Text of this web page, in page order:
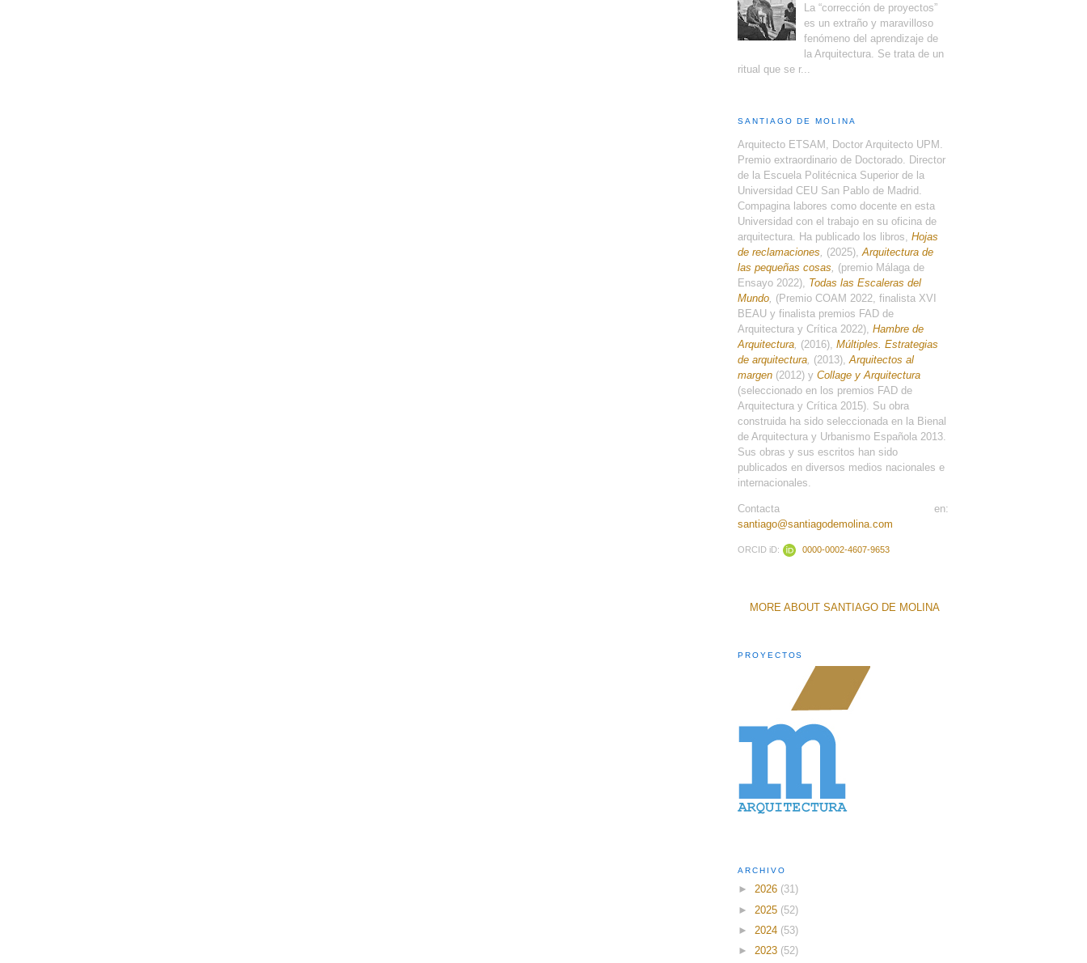
La “corrección de proyectos”
es un extraño y maravilloso
fenómeno del aprendizaje de
la Arquitectura. Se trata de un
ritual que se r...
SANTIAGO DE MOLINA
Arquitecto ETSAM, Doctor Arquitecto UPM.
Premio extraordinario de Doctorado. Director
de la Escuela Politécnica Superior de la
Universidad CEU San Pablo de Madrid.
Compagina labores como docente en esta
Universidad con el trabajo en su oficina de
arquitectura. Ha publicado los libros,Hojas
de reclamaciones
(2025),Arquitectura de
las pequeñas cosas
(premio Málaga de
Ensayo 2022), Todas las Escaleras del
Mundo (Premio COAM 2022, finalista XVI
BEAU y finalista premios FAD de
Arquitectura y Crítica 2022),Hambre de
Arquitectura (2016),Múltiples. Estrategias
de arquitectura (2013),Arquitectos al
margen (2012) yCollage y Arquitectura
(seleccionado en los premios FAD de
Arquitectura y Crítica 2015). Su obra
construida ha sido seleccionada en la Bienal
de Arquitectura y Urbanismo Española 2013.
Sus obras y sus escritos han sido
publicados en diversos medios nacionales e
internacionales.
Contacta en:
santiago@santiagodemolina.com
ORCID iD: 0000-0002-4607-9653
MORE ABOUT SANTIAGO DE MOLINA
PROYECTOS
ARCHIVO
►2026 (31)
► 2025 (52)
► 2024 (53)
►2023 (52)